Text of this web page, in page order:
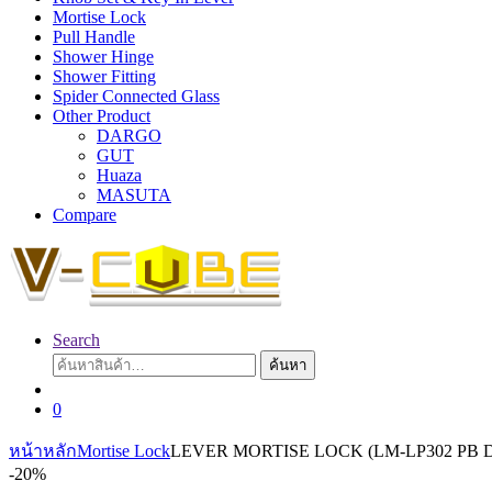
Mortise Lock
Pull Handle
Shower Hinge
Shower Fitting
Spider Connected Glass
Other Product
DARGO
GUT
Huaza
MASUTA
Compare
Search
ค้นหา:
ค้นหา
0
หน้าหลักMortise LockLEVER MORTISE LOCK (LM-LP302 PB
-20%